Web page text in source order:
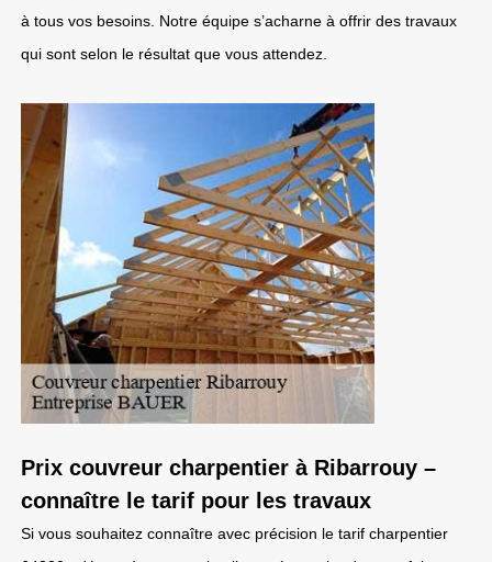
à tous vos besoins. Notre équipe s’acharne à offrir des travaux
qui sont selon le résultat que vous attendez.
Prix couvreur charpentier à Ribarrouy –
connaître le tarif pour les travaux
Si vous souhaitez connaître avec précision le tarif charpentier